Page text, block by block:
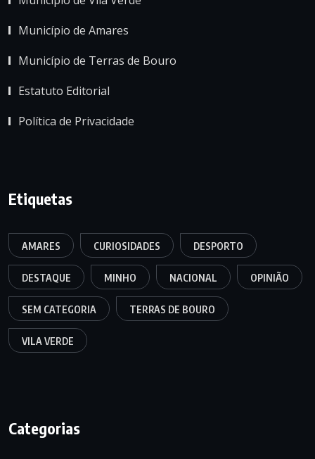
Município de Amares
Município de Terras de Bouro
Estatuto Editorial
Política de Privacidade
Etiquetas
AMARES CURIOSIDADES DESPORTO
DESTAQUE MINHO NACIONAL OPINIÃO
SEM CATEGORIA TERRAS DE BOURO
VILA VERDE
Categorias